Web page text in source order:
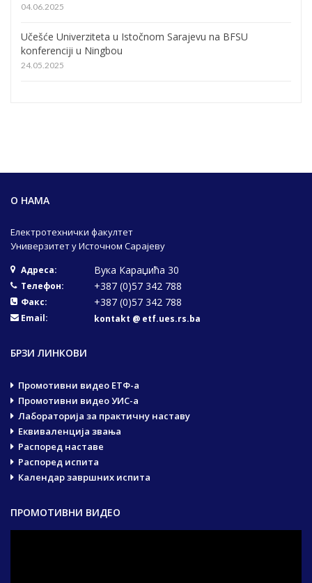
04.06.2025
Učešće Univerziteta u Istočnom Sarajevu na BFSU
konferenciji u Ningbou
24.05.2025
О НАМА
Електротехнички факултет
Универзитет у Источном Сарајеву
Адреса: Вука Караџића 30
Телефон: +387 (0)57 342 788
Факс: +387 (0)57 342 788
Email: kontakt @ etf.ues.rs.ba
БРЗИ ЛИНКОВИ
Промотивни видео ЕТФ-а
Промотивни видео УИС-а
Лабораторија за практичну наставу
Еквиваленција звања
Распоред наставе
Распоред испита
Календар завршних испита
ПРОМОТИВНИ ВИДЕО